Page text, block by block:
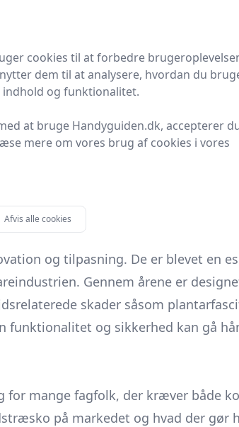
tilbage til traditionelle træsko brugt
mod fare for skader på marker
blev der et stigende behov for
der integrerede nye
og tilpasning. De er blevet en
Gennem årene er
skader såsom
og sikkerhed kan gå
mange fagfolk, der kræver både
på markedet og hvad der gør
cookies til at forbedre
dem til at analysere, hvordan du
og funktionalitet.
at bruge Handyguiden.dk, accepterer
mere om vores brug af cookies i vores
Afvis alle cookies